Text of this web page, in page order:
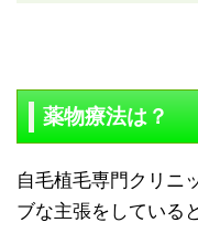
薬物療法は？
自毛植毛専門クリニ
ブな主張をしている